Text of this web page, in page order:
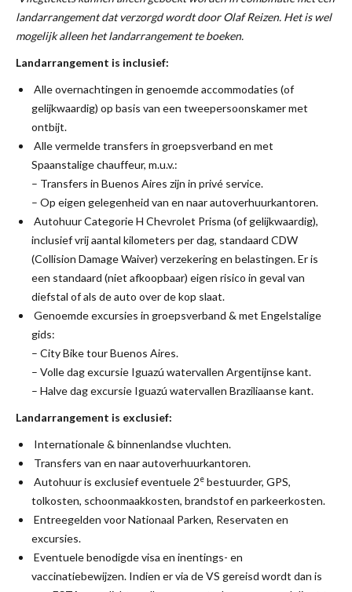
landarrangement dat verzorgd wordt door Olaf Reizen. Het is wel
mogelijk alleen het landarrangement te boeken.
Landarrangement is inclusief:
Alle overnachtingen in genoemde accommodaties (of
gelijkwaardig) op basis van een tweepersoonskamer met
ontbijt.
Alle vermelde transfers in groepsverband en met
Spaanstalige chauffeur, m.u.v.:
– Transfers in Buenos Aires zijn in privé service.
– Op eigen gelegenheid van en naar autoverhuurkantoren.
Autohuur Categorie H Chevrolet Prisma (of gelijkwaardig),
inclusief vrij aantal kilometers per dag, standaard CDW
(Collision Damage Waiver) verzekering en belastingen. Er is
een standaard (niet afkoopbaar) eigen risico in geval van
diefstal of als de auto over de kop slaat.
Genoemde excursies in groepsverband & met Engelstalige
gids:
– City Bike tour Buenos Aires.
– Volle dag excursie Iguazú watervallen Argentijnse kant.
– Halve dag excursie Iguazú watervallen Braziliaanse kant.
Landarrangement is exclusief:
Internationale & binnenlandse vluchten.
Transfers van en naar autoverhuurkantoren.
Autohuur is exclusief eventuele 2e bestuurder, GPS,
tolkosten, schoonmaakkosten, brandstof en parkeerkosten.
Entreegelden voor Nationaal Parken, Reservaten en
excursies.
Eventuele benodigde visa en inentings- en
vaccinatiebewijzen. Indien er via de VS gereisd wordt dan is